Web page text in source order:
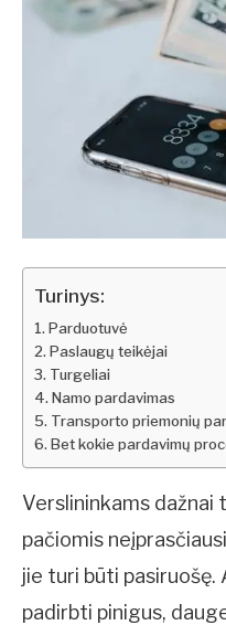
Turinys:
Parduotuvė
Paslaugų teikėjai
Turgeliai
Namo pardavimas
Transporto priemonių
Bet kokie pardavimų
Verslininkams dažnai
pačiomis
jie turi būti pasiruošę.
padirbti pinigus,